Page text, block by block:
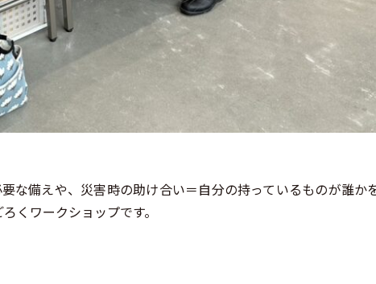
な備えや、災害時の助け合い＝自分の持っているものが誰か
くワークショップです。